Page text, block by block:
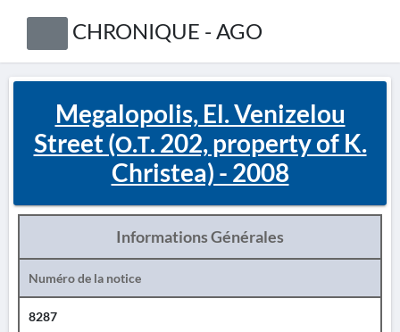
CHRONIQUE - AGO
Megalopolis, El. Venizelou
Street (Ο.Τ. 202, property of K.
Christea) - 2008
Informations Générales
Numéro de la notice
8287